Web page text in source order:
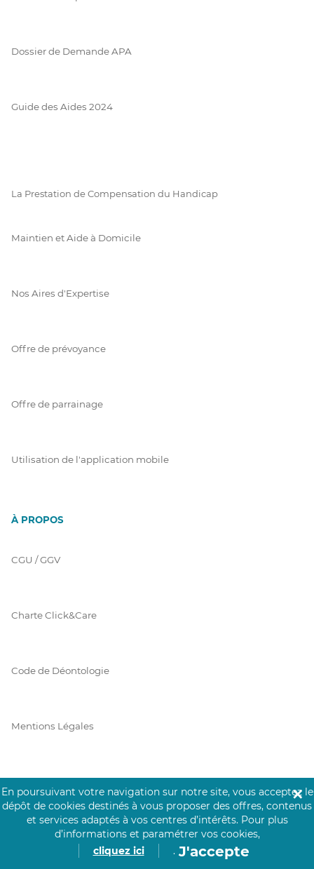
Dossier de Demande APA
Guide des Aides 2024
La Prestation de Compensation du Handicap
Maintien et Aide à Domicile
Nos Aires d'Expertise
Offre de prévoyance
Offre de parrainage
Utilisation de l'application mobile
À PROPOS
CGU / GGV
Charte Click&Care
Code de Déontologie
Mentions Légales
Prérequis Click&Care
Protection des Données
En poursuivant votre navigation sur notre site, vous acceptez le
dépôt de cookies destinés à vous proposer des offres, contenus
et services adaptés à vos centres d’intérêts. Pour plus
d’informations et paramétrer vos cookies,
cliquez ici
. J'accepte
✕